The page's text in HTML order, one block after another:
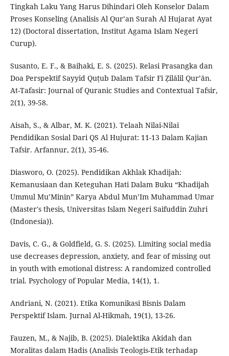
Tingkah Laku Yang Harus Dihindari Oleh Konselor Dalam
Proses Konseling (Analisis Al Qur’an Surah Al Hujarat Ayat
12) (Doctoral dissertation, Institut Agama Islam Negeri
Curup).
Susanto, E. F., & Baihaki, E. S. (2025). Relasi Prasangka dan
Doa Perspektif Sayyid Quṭub Dalam Tafsir Fī Ẓilālil Qur’ān.
At-Tafasir: Journal of Quranic Studies and Contextual Tafsir,
2(1), 39-58.
Aisah, S., & Albar, M. K. (2021). Telaah Nilai-Nilai
Pendidikan Sosial Dari QS Al Hujurat: 11-13 Dalam Kajian
Tafsir. Arfannur, 2(1), 35-46.
Diasworo, O. (2025). Pendidikan Akhlak Khadijah:
Kemanusiaan dan Keteguhan Hati Dalam Buku “Khadijah
Ummul Mu’Minin” Karya Abdul Mun’Im Muhammad Umar
(Master's thesis, Universitas Islam Negeri Saifuddin Zuhri
(Indonesia)).
Davis, C. G., & Goldfield, G. S. (2025). Limiting social media
use decreases depression, anxiety, and fear of missing out
in youth with emotional distress: A randomized controlled
trial. Psychology of Popular Media, 14(1), 1.
Andriani, N. (2021). Etika Komunikasi Bisnis Dalam
Perspektif Islam. Jurnal Al-Hikmah, 19(1), 13-26.
Fauzen, M., & Najib, B. (2025). Dialektika Akidah dan
Moralitas dalam Hadis (Analisis Teologis-Etik terhadap